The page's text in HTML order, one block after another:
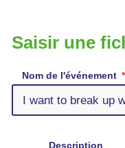
Saisir une
Nom de l'événement
Description